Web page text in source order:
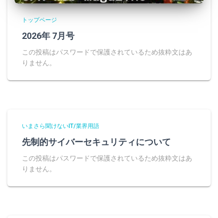
トップページ
2026年 7月号
この投稿はパスワードで保護されているため抜粋文はあ
りません。
いまさら聞けないIT/業界用語
先制的サイバーセキュリティについて
この投稿はパスワードで保護されているため抜粋文はあ
りません。